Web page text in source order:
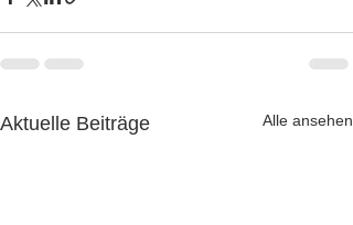
Aktuelle Beiträge Alle ansehen